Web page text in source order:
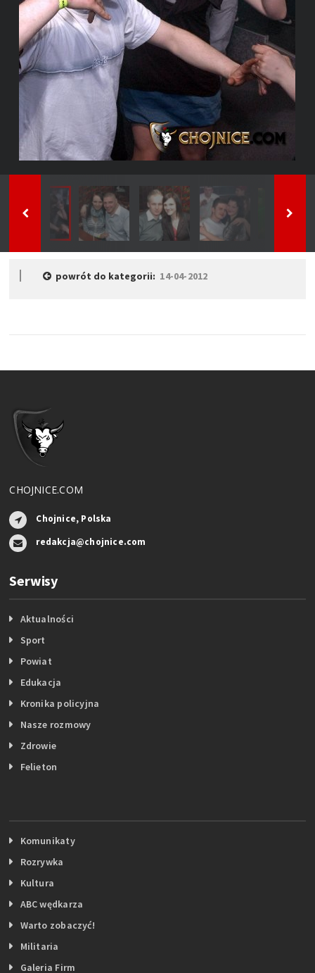
powrót do kategorii: 14-04-2012
CHOJNICE.COM
Chojnice, Polska
redakcja@chojnice.com
Serwisy
Aktualności
Sport
Powiat
Edukacja
Kronika policyjna
Nasze rozmowy
Zdrowie
Felieton
Komunikaty
Rozrywka
Kultura
ABC wędkarza
Warto zobaczyć!
Militaria
Galeria Firm